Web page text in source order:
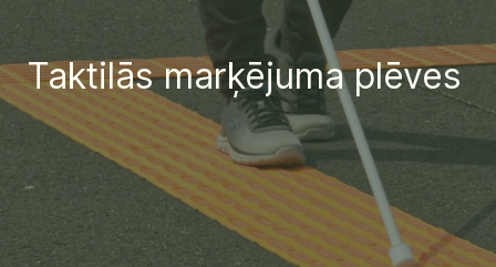
Taktilās marķējuma plēves